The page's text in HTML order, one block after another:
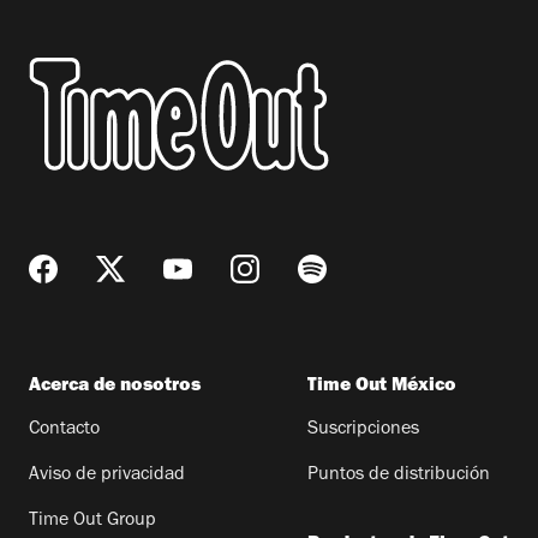
Acerca de nosotros
Contacto
Aviso de privacidad
Time Out Group
Time Out México
Suscripciones
Puntos de distribución